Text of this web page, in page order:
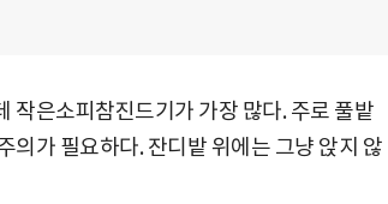
작은소피참진드기가 가장 많다. 주로 풀밭
의가 필요하다. 잔디밭 위에는 그냥 앉지 않